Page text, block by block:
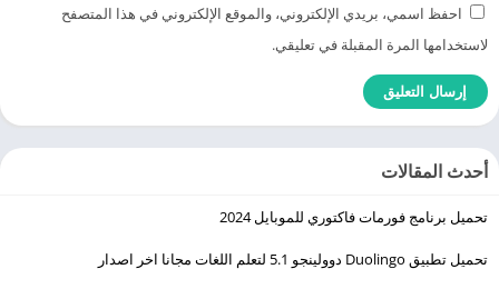
احفظ اسمي، بريدي الإلكتروني، والموقع الإلكتروني في هذا المتصفح
لاستخدامها المرة المقبلة في تعليقي.
أحدث المقالات
تحميل برنامج فورمات فاكتوري للموبايل 2024
تحميل تطبيق Duolingo ‏دوولينجو 5.1 لتعلم اللغات مجانا اخر اصدار